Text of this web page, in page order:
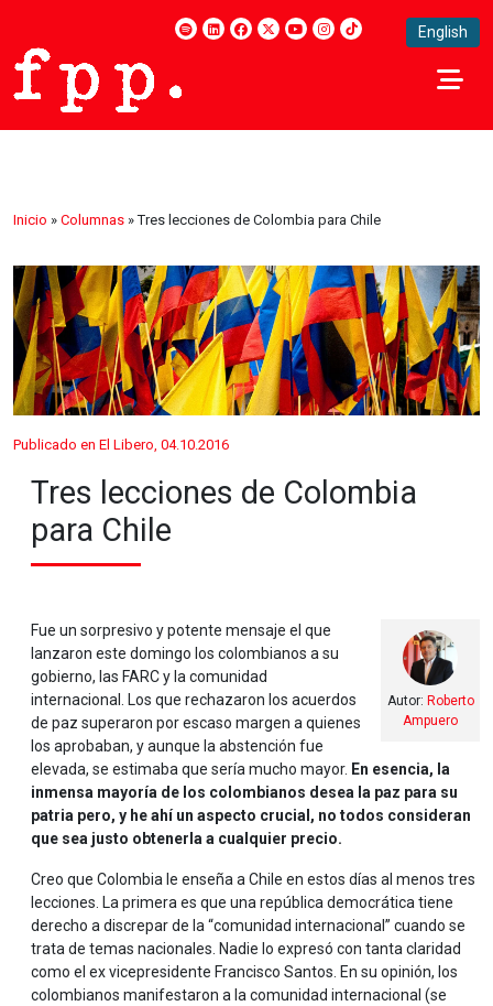
English
Inicio » Columnas »Tres lecciones de Colombia para Chile
Publicado en El Libero, 04.10.2016
Tres lecciones de Colombia
para Chile
Autor: Roberto
Ampuero
Fue un sorpresivo y potente mensaje el que
lanzaron este domingo los colombianos a su
gobierno, las FARC y la comunidad
internacional. Los que rechazaron los acuerdos
de paz superaron por escaso margen a quienes
los aprobaban, y aunque la abstención fue
elevada, se estimaba que sería mucho mayor. En esencia, la
inmensa mayoría de los colombianos desea la paz para su
patria pero, y he ahí un aspecto crucial, no todos consideran
que sea justo obtenerla a cualquier precio.
Creo que Colombia le enseña a Chile en estos días al menos tres
lecciones. La primera es que una república democrática tiene
derecho a discrepar de la “comunidad internacional” cuando se
trata de temas nacionales. Nadie lo expresó con tanta claridad
como el ex vicepresidente Francisco Santos. En su opinión, los
colombianos manifestaron a la comunidad internacional (se